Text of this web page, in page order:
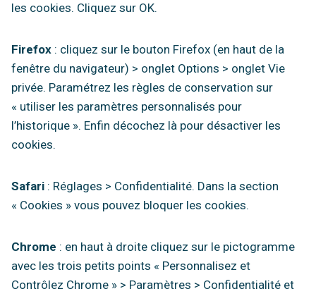
les cookies. Cliquez sur OK.
Firefox : cliquez sur le bouton Firefox (en haut de la
fenêtre du navigateur) > onglet Options > onglet Vie
privée. Paramétrez les règles de conservation sur
« utiliser les paramètres personnalisés pour
l’historique ». Enfin décochez là pour désactiver les
cookies.
Safari : Réglages > Confidentialité. Dans la section
« Cookies » vous pouvez bloquer les cookies.
Chrome : en haut à droite cliquez sur le pictogramme
avec les trois petits points « Personnalisez et
Contrôlez Chrome » > Paramètres > Confidentialité et